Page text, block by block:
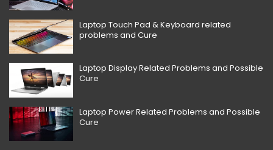
Laptop Touch Pad & Keyboard related
problems and Cure
Laptop Display Related Problems and Possible
Cure
Laptop Power Related Problems and Possible
Cure